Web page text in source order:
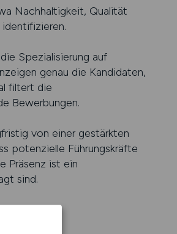
Nachhaltigkeit, Qualität
Spezialisierung auf
genau die Kandidaten,
filtert die
Bewerbungen.
von einer gestärkten
potenzielle Führungskräfte
Präsenz ist ein
sind.